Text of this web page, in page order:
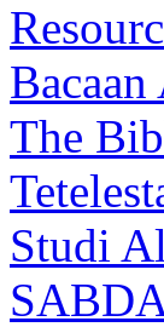
The
Studi